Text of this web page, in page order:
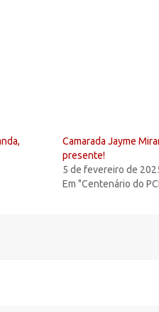
Camarada Jayme
presente!
5 de fevereiro de
Em "Centenário do